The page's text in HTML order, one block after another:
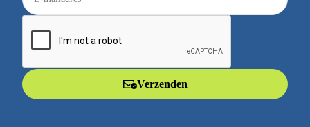
-
a
Verzenden